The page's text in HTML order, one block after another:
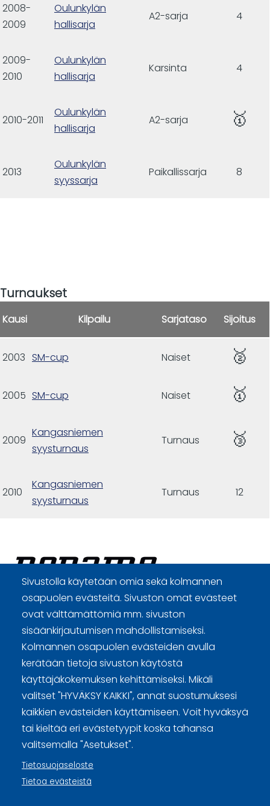
2008-
2009
Oulunkylän
hallisarja
A2-sarja 4
2009-
2010
Oulunkylän
hallisarja
Karsinta 4
2010-2011
Oulunkylän
hallisarja
A2-sarja 🥇
2013
Oulunkylän
syyssarja
Paikallissarja 8
Turnaukset
Kausi Kilpailu Sarjataso Sijoitus
2003 SM-cup Naiset 🥈
2005 SM-cup Naiset 🥇
2009
Kangasniemen
syysturnaus
Turnaus 🥉
2010
Kangasniemen
syysturnaus
Turnaus 12
Sivustolla käytetään omia sekä kolmannen
osapuolen evästeitä. Sivuston omat evästeet
ovat välttämättömiä mm. sivuston
sisäänkirjautumisen mahdollistamiseksi.
Kolmannen osapuolen evästeiden avulla
kerätään tietoja sivuston käytöstä
käyttäjäkokemuksen kehittämiseksi. Mikäli
valitset "HYVÄKSY KAIKKI", annat suostumuksesi
kaikkien evästeiden käyttämiseen. Voit hyväksyä
tai kieltää eri evästetyypit koska tahansa
valitsemalla "Asetukset".
Tietosuojaseloste
Tietoa evästeistä
Curling Finland
Curling.fi
Curling Finland
Sivuston käyttöehdot ja sisällön käyttöoikeudet
Tietosuojaselosteet
Tietoa evästeistä